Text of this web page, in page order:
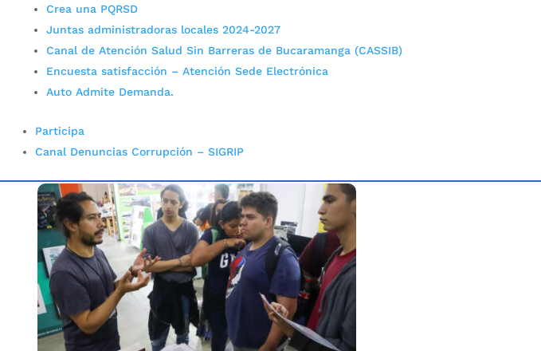
Crea una PQRSD
Juntas administradoras locales 2024-2027
Canal de Atención Salud Sin Barreras de Bucaramanga (CASSIB)
Encuesta satisfacción – Atención Sede Electrónica
Auto Admite Demanda.
Participa
Canal Denuncias Corrupción – SIGRIP
Inicio 5 Etiqueta: Exposición de libros